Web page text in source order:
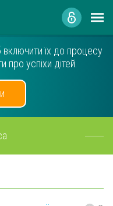
включити їх до процесу
про успіхи дітей.